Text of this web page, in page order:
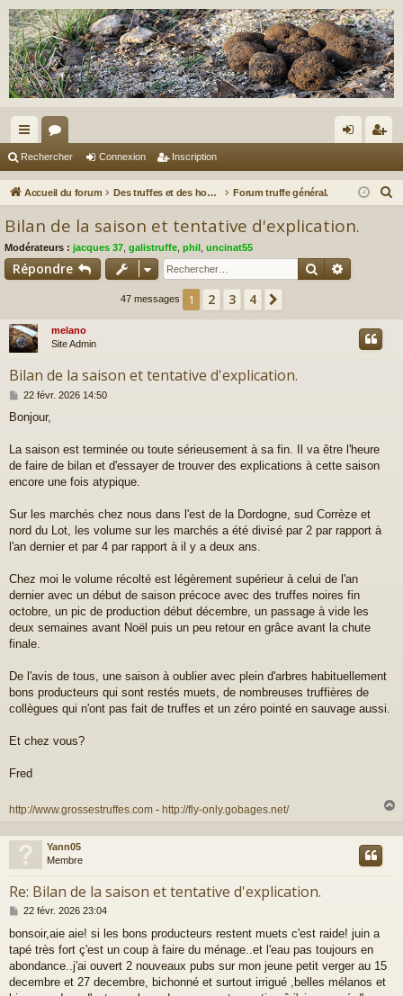
ac
co
s
or
u ne cri
Rechercher Connexion Inscription
Accueil du forum Des truffes et des hommes. Forum truffe général.
Bilan de la saison et tentative d'explication.
Modérateurs : jacques 37 galistruffe phil uncinat55
Répondre Rechercher
47 messages 1 2 3 4
melano
Site Admin
Bilan de la saison et tentative d'explication.
M
s
a
g
22 févr. 2026 14:50
Bonjour,
La saison est terminée ou toute sérieusement à sa fin. Il va être l'heure
de faire de bilan et d'essayer de trouver des explications à cette saison
encore une fois atypique.
Sur les marchés chez nous dans l'est de la Dordogne, sud Corrèze et
nord du Lot, les volume sur les marchés a été divisé par 2 par rapport à
l'an dernier et par 4 par rapport à il y a deux ans.
Chez moi le volume récolté est légèrement supérieur à celui de l'an
dernier avec un début de saison précoce avec des truffes noires fin
octobre, un pic de production début décembre, un passage à vide les
deux semaines avant Noël puis un peu retour en grâce avant la chute
finale.
De l'avis de tous, une saison à oublier avec plein d'arbres habituellement
bons producteurs qui sont restés muets, de nombreuses truffières de
collègues qui n'ont pas fait de truffes et un zéro pointé en sauvage aussi.
Et chez vous?
Fred
http://www.grossestruffes.com - http://fly-only.gobages.net/
u
Yann05
Membre
Re: Bilan de la saison et tentative d'explication.
M
s
s
a
g
22 févr. 2026 23:04
bonsoir,aie aie! si les bons producteurs restent muets c'est raide! juin a
tapé très fort ç'est un coup à faire du ménage..et l'eau pas toujours en
abondance..j'ai ouvert 2 nouveaux pubs sur mon jeune petit verger au 15
decembre et 27 decembre, bichonné et surtout irrigué ,belles mélanos et